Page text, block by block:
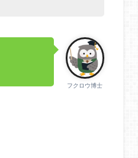
フクロウ博士